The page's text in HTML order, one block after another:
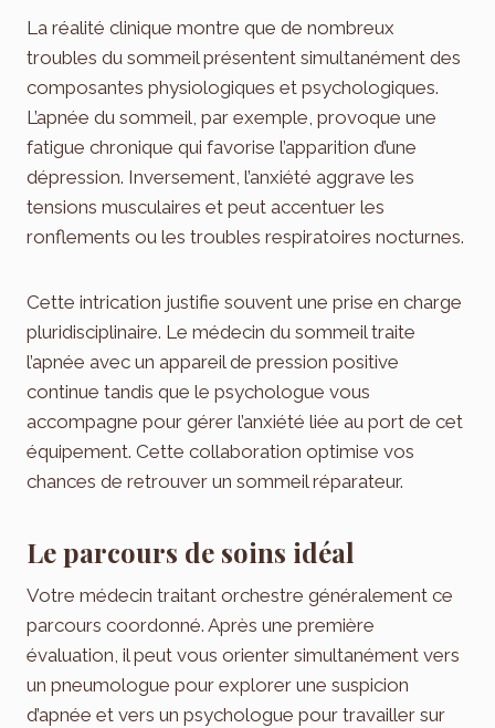
La réalité clinique montre que de nombreux
troubles du sommeil présentent simultanément des
composantes physiologiques et psychologiques.
L’apnée du sommeil, par exemple, provoque une
fatigue chronique qui favorise l’apparition d’une
dépression. Inversement, l’anxiété aggrave les
tensions musculaires et peut accentuer les
ronflements ou les troubles respiratoires nocturnes.
Cette intrication justifie souvent une prise en charge
pluridisciplinaire. Le médecin du sommeil traite
l’apnée avec un appareil de pression positive
continue tandis que le psychologue vous
accompagne pour gérer l’anxiété liée au port de cet
équipement. Cette collaboration optimise vos
chances de retrouver un sommeil réparateur.
Le parcours de soins idéal
Votre médecin traitant orchestre généralement ce
parcours coordonné. Après une première
évaluation, il peut vous orienter simultanément vers
un pneumologue pour explorer une suspicion
d’apnée et vers un psychologue pour travailler sur